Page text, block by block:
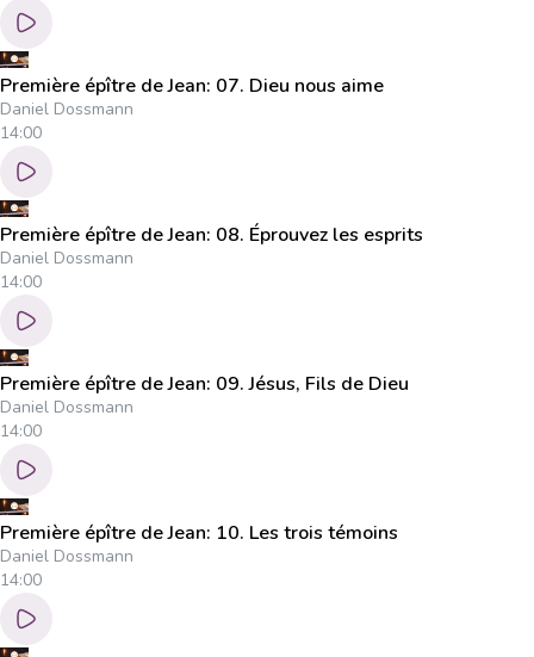
Première épître de Jean: 07. Dieu nous aime
Daniel Dossmann
14:00
Première épître de Jean: 08. Éprouvez les esprits
Daniel Dossmann
14:00
Première épître de Jean: 09. Jésus, Fils de Dieu
Daniel Dossmann
14:00
Première épître de Jean: 10. Les trois témoins
Daniel Dossmann
14:00